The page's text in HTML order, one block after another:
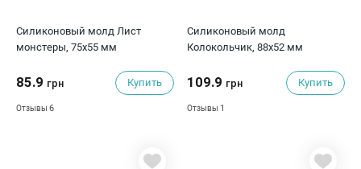
Силиконовый молд Лист
монстеры, 75х55 мм
85.9 грн Купить
Отзывы 6
Силиконовый молд
Колокольчик, 88х52 мм
109.9 грн Купить
Отзывы 1